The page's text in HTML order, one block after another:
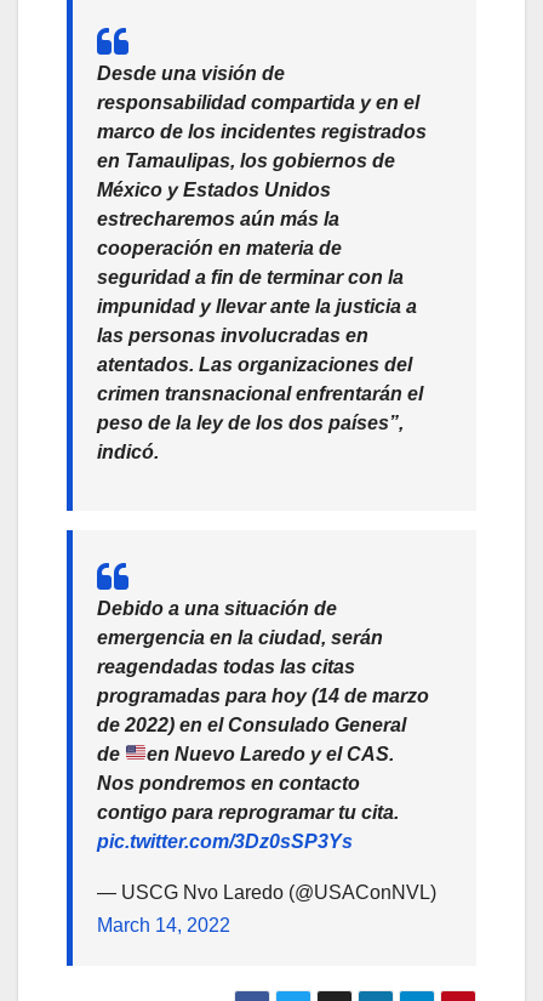
Desde una visión de
responsabilidad compartida y en el
marco de los incidentes registrados
en Tamaulipas, los gobiernos de
México y Estados Unidos
estrecharemos aún más la
cooperación en materia de
seguridad a fin de terminar con la
impunidad y llevar ante la justicia a
las personas involucradas en
atentados. Las organizaciones del
crimen transnacional enfrentarán el
peso de la ley de los dos países”,
indicó.
Debido a una situación de
emergencia en la ciudad, serán
reagendadas todas las citas
programadas para hoy (14 de marzo
de 2022) en el Consulado General
de
en Nuevo Laredo y el CAS.
Nos pondremos en contacto
contigo para reprogramar tu cita.
pic.twitter.com/3Dz0sSP3Ys
— USCG Nvo Laredo (@USAConNVL)
March 14, 2022